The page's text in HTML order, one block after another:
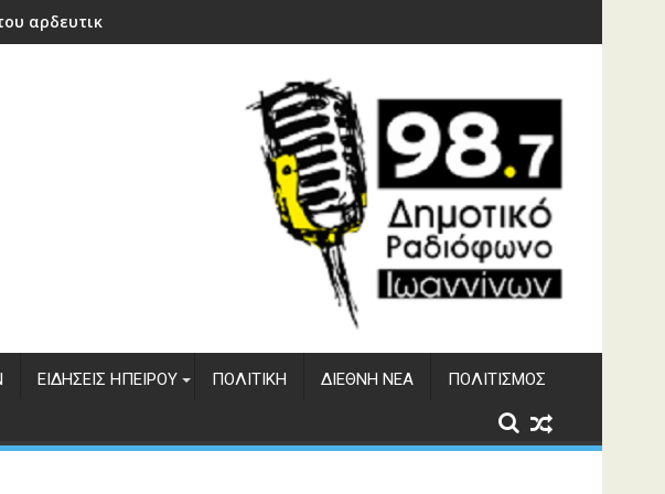
αρδευτικού φράγματος Αώου
ΕΙΔΉΣΕΙΣ ΗΠΕΊΡΟΥ ΠΟΛΙΤΙΚΉ ΔΙΕΘΝΉ ΝΈΑ ΠΟΛΙΤΙΣΜΌΣ